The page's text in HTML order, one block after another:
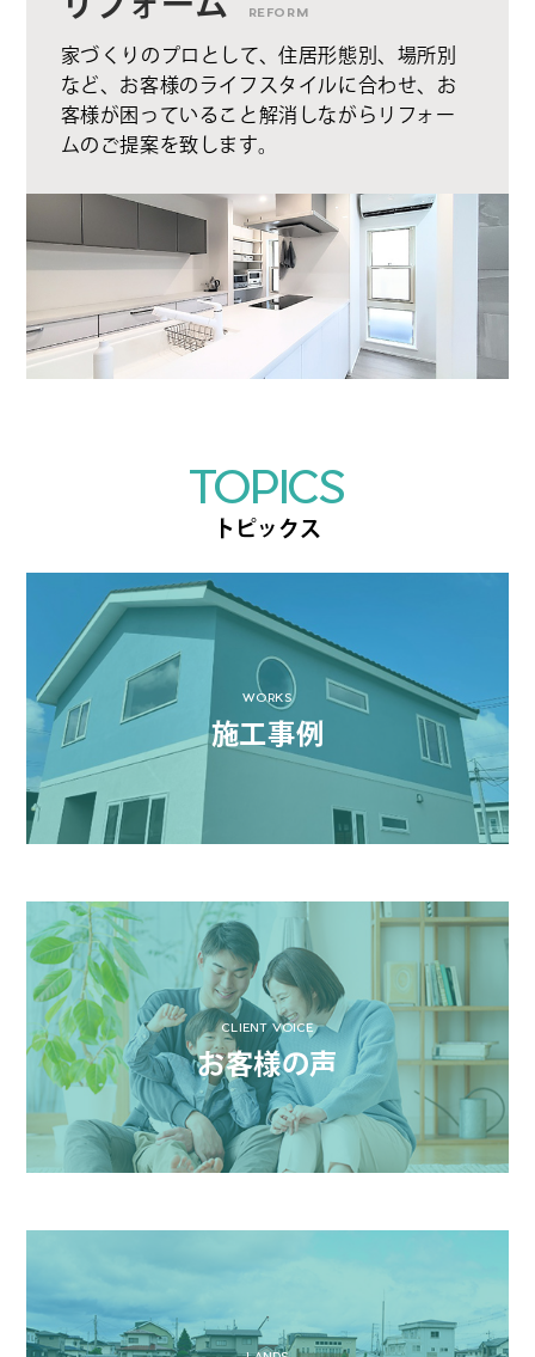
REFORM
家づくりのプロとして、住居形態別、場所別
など、お客様のライフスタイルに合わせ、お
客様が困っていること解消しながらリフォー
ムのご提案を致します。
TOPICS
トピックス
WORKS
施工事例
CLIENT VOICE
お客様の声